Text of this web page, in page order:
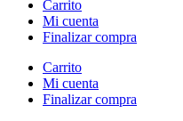
Carrito
Mi cuenta
Finalizar compra
Carrito
Mi cuenta
Finalizar compra